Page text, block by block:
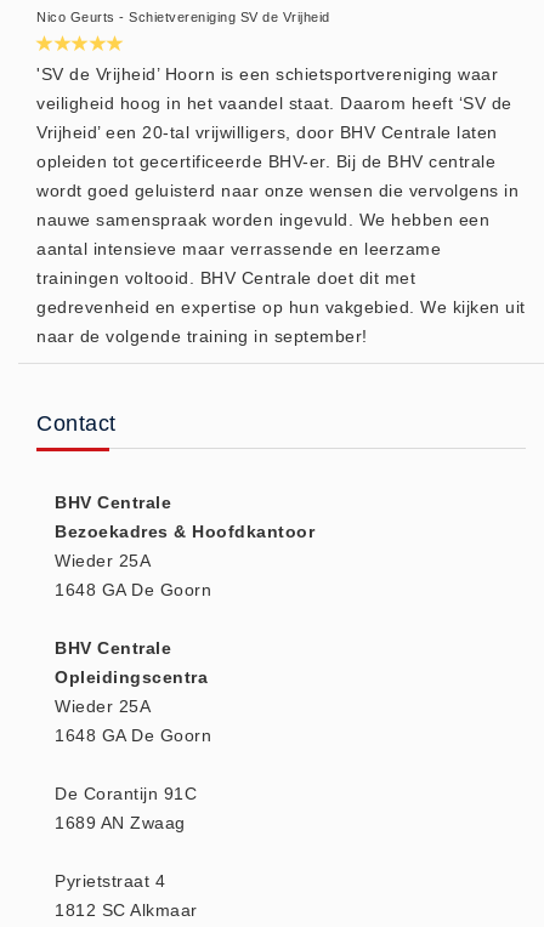
Hevige bloedingen (2)
Snelverband (4)
Windsels (5)
Verbandmaterialen - Algemeen
Verbandmaterialen sets
Verbandmaterialen sets (8)
Verbandtassen
Verbandtrommels (9)
Vluchtladders (5)
Woundstop Bleeding Control
(20)
Zorgproducten algemeen
Medische apparatuur (0)
Nico Geurts - Schietvereniging SV de Vrijheid
'SV de Vrijheid’ Hoorn is een schietsportvereniging waar
veiligheid hoog in het vaandel staat. Daarom heeft ‘SV de
Vrijheid’ een 20-tal vrijwilligers, door BHV Centrale laten
opleiden tot gecertificeerde BHV-er. Bij de BHV centrale
wordt goed geluisterd naar onze wensen die vervolgens in
nauwe samenspraak worden ingevuld. We hebben een
aantal intensieve maar verrassende en leerzame
trainingen voltooid. BHV Centrale doet dit met
gedrevenheid en expertise op hun vakgebied. We kijken uit
naar de volgende training in september!
Contact
BHV Centrale
Bezoekadres & Hoofdkantoor
Wieder 25A
1648 GA De Goorn
BHV Centrale
Opleidingscentra
Wieder 25A
1648 GA De Goorn
De Corantijn 91C
1689 AN Zwaag
Pyrietstraat 4
1812 SC Alkmaar